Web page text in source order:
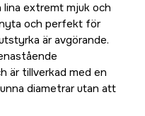
lina extremt mjuk och
och perfekt för
är avgörande.
är tillverkad med en
diametrar utan att